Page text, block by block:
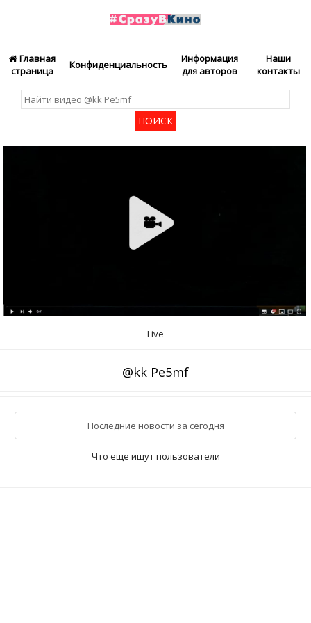
Главная
страница
Конфиденциальность
Информация
для авторов
Наши
контакты
Live
@kk Pe5mf
Последние новости за сегодня
Что еще ищут пользователи